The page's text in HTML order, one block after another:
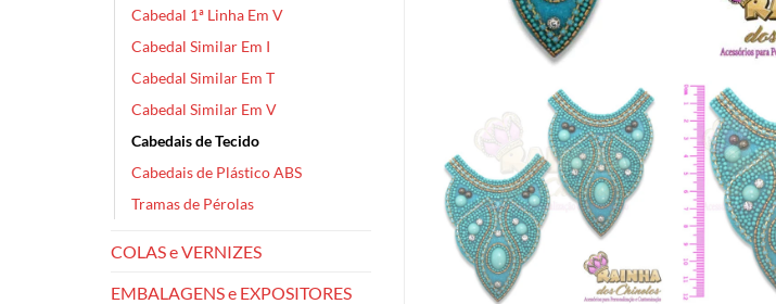
Cabedal 1ª Linha Em V
Cabedal Similar Em I
Cabedal Similar Em T
Cabedal Similar Em V
Cabedais de Tecido
Cabedais de Plástico ABS
Tramas de Pérolas
COLAS e VERNIZES
EMBALAGENS e EXPOSITORES